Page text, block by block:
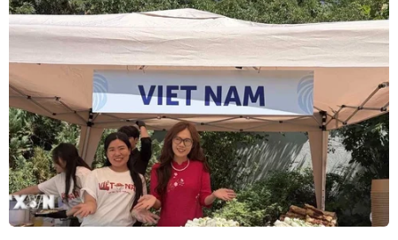
Google đang đóng góp hơn 20% doanh thu
dịch vụ cho Apple
13/02/2019 12:50
Goldman Sachs ước tính Google đã trả cho Apple gần
9,5 tỷ USD chi phí mua lại lưu lượng truy cập (TAC)